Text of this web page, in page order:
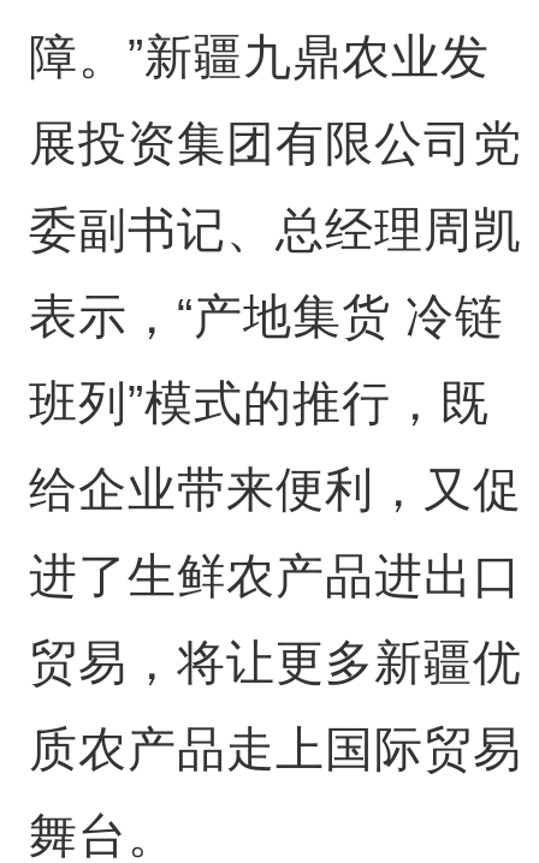
障。”新疆九鼎农业发
展投资集团有限公司党
委副书记、总经理周凯
表示，“产地集货 冷链
班列”模式的推行，既
给企业带来便利，又促
进了生鲜农产品进出口
贸易，将让更多新疆优
质农产品走上国际贸易
舞台。